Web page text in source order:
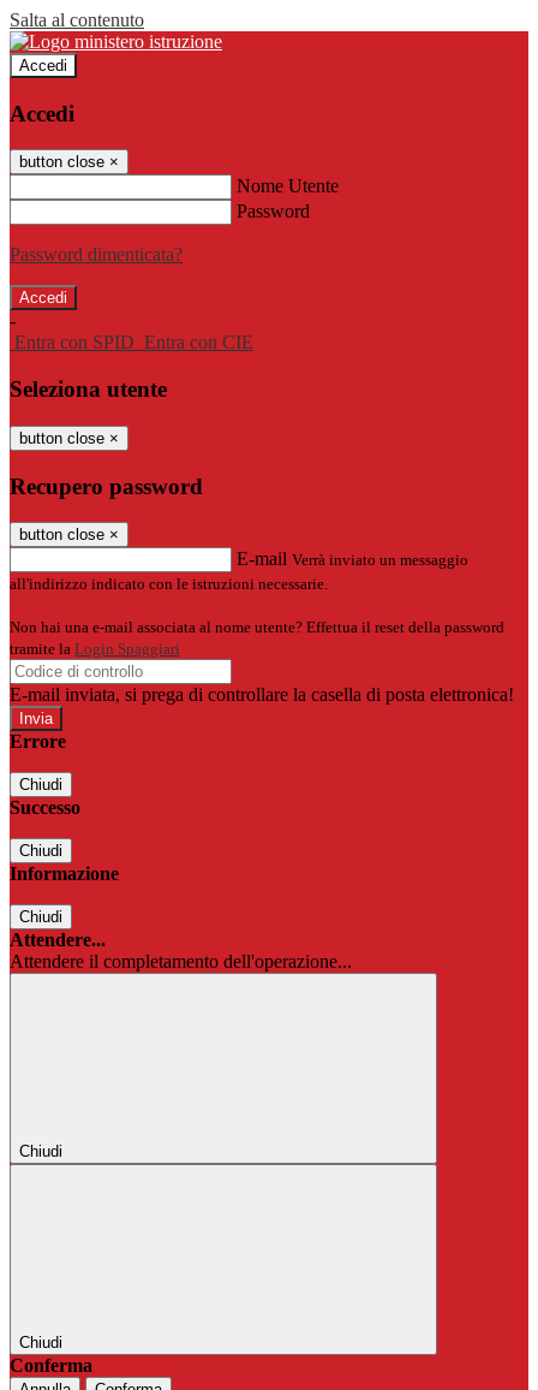
Salta al contenuto
Accedi
Accedi
button close ×
Nome Utente
Password
Password dimenticata?
-
Entra con SPID Entra con CIE
Seleziona utente
button close ×
Recupero password
button close ×
E-mail Verrà inviato un messaggio
all'indirizzo indicato con le istruzioni necessarie.
Non hai una e-mail associata al nome utente? Effettua il reset della password
tramite la Login Spaggiari
E-mail inviata, si prega di controllare la casella di posta elettronica!
Errore
Chiudi
Successo
Chiudi
Informazione
Chiudi
Attendere...
Attendere il completamento dell'operazione...
Chiudi
Chiudi
Conferma